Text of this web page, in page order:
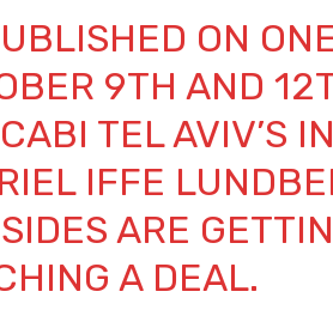
ON
9TH AND
TEL AVIV’S
IFFE
ARE
A DEAL.